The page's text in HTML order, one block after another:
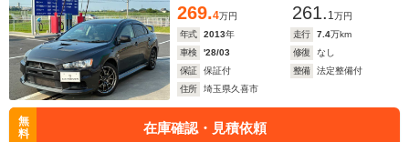
269.4万円 261. 1万円
年式
2013年 走行 7.4万km
車検
'28/03 修復
なし
保証
保証付 整備
法定整備付
住所
埼玉県久喜市
無
料
在庫確認・見積依頼